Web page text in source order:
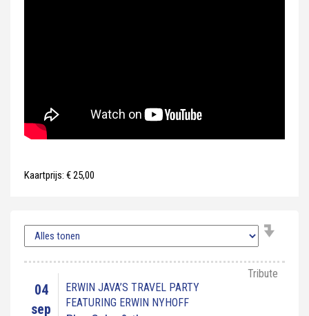
Kaartprijs: € 25,00
04
sep
ERWIN JAVA’S TRAVEL PARTY
FEATURING ERWIN NYHOFF
Tribute